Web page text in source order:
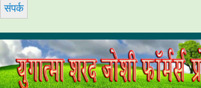
संपर्क